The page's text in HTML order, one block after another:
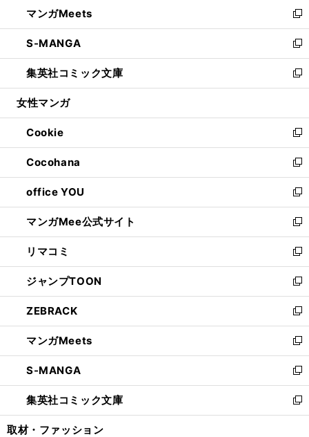
く
で
開
く
ド
ウ
で
開
く
ィ
ン
ド
ウ
で
開
い
ウ
ィ
ン
ド
ウ
開
く
マンガMeets
新
し
い
ウ
ィ
ン
ウ
で
開
く
S-MANGA
新
し
い
ウ
ン
ド
ウ
で
開
く
集英社コミック文庫
新
し
ウ
ィ
ン
ド
ウ
で
開
く
女性マンガ
Cookie
新
し
い
ウ
ィ
ン
ド
ウ
で
開
く
Cocohana
新
し
い
ウ
ィ
ン
ド
ウ
で
開
く
office YOU
新
し
い
ウ
ィ
ン
ド
ウ
で
開
く
マンガMee公式サイト
新
し
い
ウ
ィ
ン
ド
ウ
で
開
く
リマコミ
新
し
い
ウ
ィ
ン
ド
ウ
で
開
く
ジャンプTOON
新
し
い
ウ
ィ
ン
ド
ウ
で
開
ZEBRACK
新
し
い
ウ
ィ
ン
ド
ウ
マンガMeets
新
し
い
ウ
ィ
ン
S-MANGA
新
し
い
ウ
集英社コミック文庫
新
し
取材・ファッション